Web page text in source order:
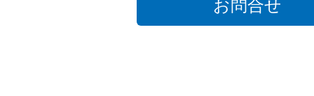
お問合せ